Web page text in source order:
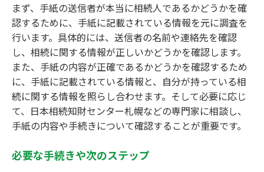
まず、手紙の送信者が本当に相続人であるかどうかを確
認するために、手紙に記載されている情報を元に調査を
行います。具体的には、送信者の名前や連絡先を確認
し、相続に関する情報が正しいかどうかを確認します。
また、手紙の内容が正確であるかどうかを確認するため
に、手紙に記載されている情報と、自分が持っている相
続に関する情報を照らし合わせます。そして必要に応じ
て、日本相続知財センター札幌などの専門家に相談し、
手紙の内容や手続きについて確認することが重要です。
必要な手続きや次のステップ